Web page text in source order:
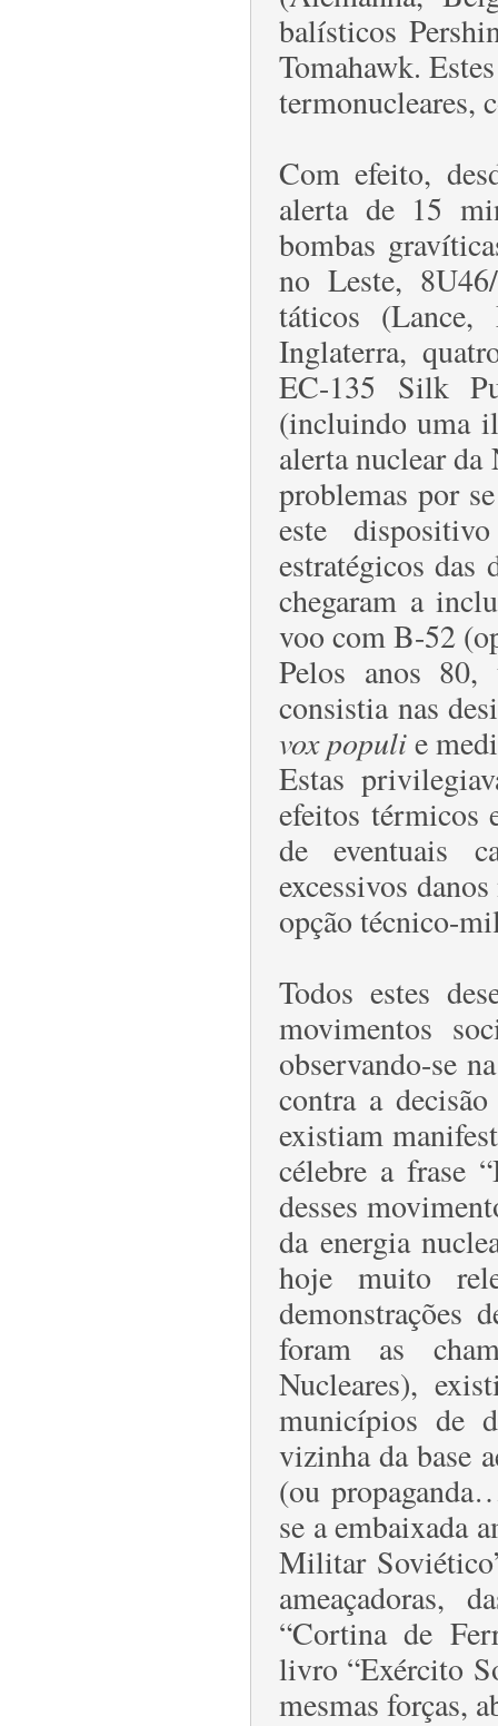
balísticos
Tomahawk.
termonucleares,
Com efeito,
alerta de 15
bombas
no Leste,
táticos
Inglaterra,
EC-135 Silk
(incluindo uma
alerta nuclear
problemas por
este
estratégicos das
chegaram a
voo com B-52
Pelos anos 80,
consistia nas
vox populie
Estas
efeitos térmicos
de eventuais
excessivos
opção técnico-
Todos estes
movimentos
observando-se
contra a
existiam
célebre a frase
desses
da energia
hoje muito
demonstrações
foram as
Nucleares),
municípios de
vizinha da base
(ou
se a embaixada
Militar
ameaçadoras,
“Cortina de
livro “Exército
mesmas forças,